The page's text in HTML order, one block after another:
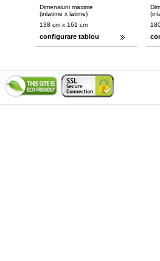
Dimensiuni maxime
(inlatime x latime)
138 cm x 161 cm
configurare tablou